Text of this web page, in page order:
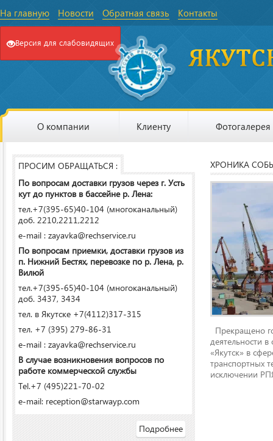
На главную Новости Обратная связь Контакты
Версия для слабовидящих
О компании Клиенту Фотогалерея
ПРОСИМ ОБРАЩАТЬСЯ :
По вопросам доставки грузов через г. Усть
кут до пунктов в бассейне р. Лена:
тел.+7(395-65)40-104 (многоканальный)
доб. 2210,2211,2212
e-mail : zayavka@rechservice.ru
По вопросам приемки, доставки грузов из
п. Нижний Бестях, перевозке по р. Лена, р.
Вилюй
тел.+7(395-65)40-104 (многоканальный)
доб. 3437, 3434
тел. в Якутске +7(4112)317-315
тел. +7 (395) 279-86-31
e-mail : zayavka@rechservice.ru
В случае возникновения вопросов по
работе коммерческой службы
Tel.+7 (495)221-70-02
e-mail: reception@starwayp.com
Подробнее
ХРОНИКА
Прекращено
деятельности
«Якутск» в
транспортных
исключении